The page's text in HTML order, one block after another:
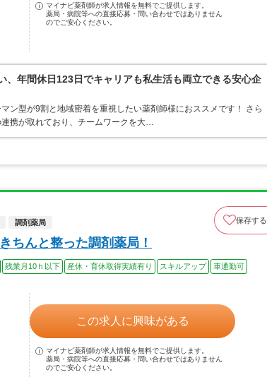
マイナビ薬剤師が求人情報を無料でご提供します。
薬局・病院等への直接応募・問い合わせではありません
のでご安心ください。
、年間休日123日でキャリアも私生活も両立できる安心企
ン型が9割と地域密着を重視したい薬剤師様におススメです！ さら
携が取れており、チームワークを大…
調剤薬局 保存する
ちんと整った調剤薬局！
残業月10ｈ以下 産休・育休取得実績有り スキルアップ
車通勤可
この求人に興味がある
マイナビ薬剤師が求人情報を無料でご提供します。
薬局・病院等への直接応募・問い合わせではありません
のでご安心ください。